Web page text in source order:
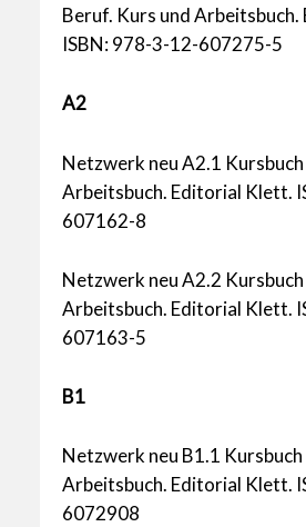
Beruf. Kurs und
ISBN: 978-3-12-607275-5
A2
Netzwerk neu A2.1 Kursbuch
Arbeitsbuch. Editorial Klett.
607162-8
Netzwerk neu A2.2 Kursbuch
Arbeitsbuch. Editorial Klett.
607163-5
B1
Netzwerk neu B1.1 Kursbuch
Arbeitsbuch. Editorial Klett.
6072908